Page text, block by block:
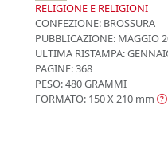
RELIGIONE E RELIGIONI
CONFEZIONE: BROSSURA
PUBBLICAZIONE: MAGGIO
ULTIMA RISTAMPA:
PAGINE: 368
PESO: 480 GRAMMI
FORMATO: 150 X 210 mm